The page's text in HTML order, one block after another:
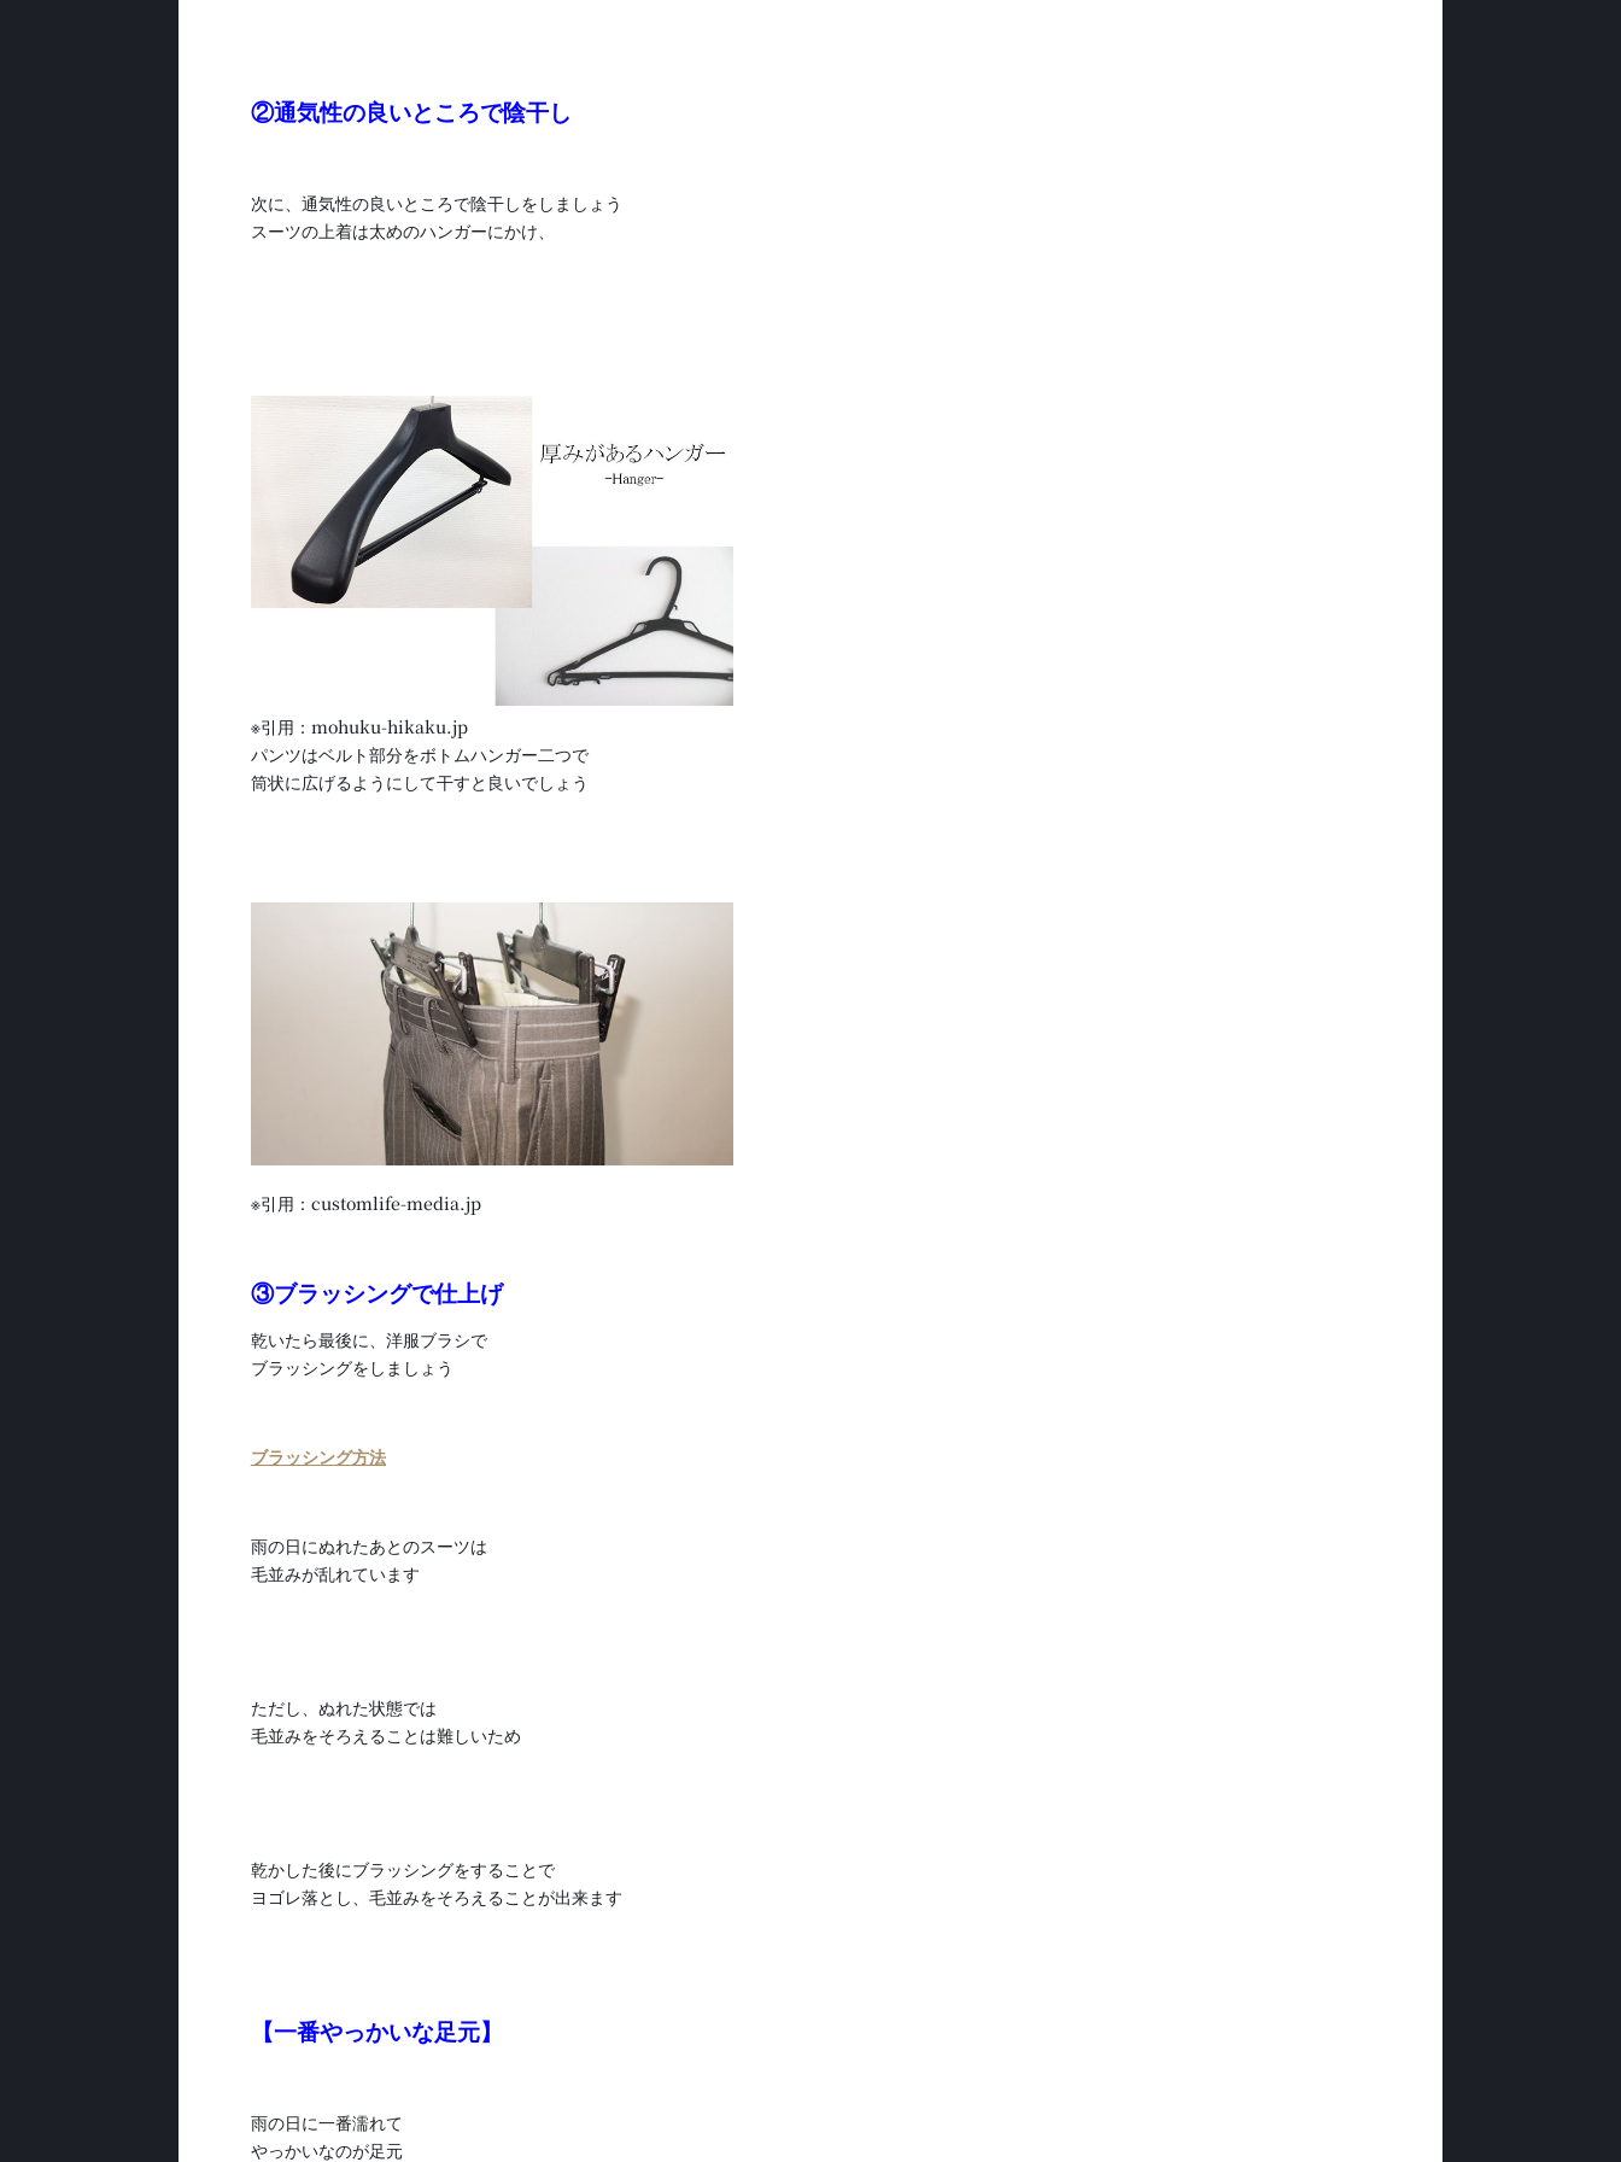
②通気性の良いところで陰干し
次に、通気性の良いところで陰干しをしましょう
スーツの上着は太めのハンガーにかけ、
※引用：mohuku-hikaku.jp
パンツはベルト部分をボトムハンガー二つで
筒状に広げるようにして干すと良いでしょう
※引用：customlife-media.jp
③ブラッシングで仕上げ
乾いたら最後に、洋服ブラシで
ブラッシングをしましょう
ブラッシング方法
雨の日にぬれたあとのスーツは
毛並みが乱れています
ただし、ぬれた状態では
毛並みをそろえることは難しいため
乾かした後にブラッシングをすることで
ヨゴレ落とし、毛並みをそろえることが出来ます
【一番やっかいな足元】
雨の日に一番濡れて
やっかいなのが足元